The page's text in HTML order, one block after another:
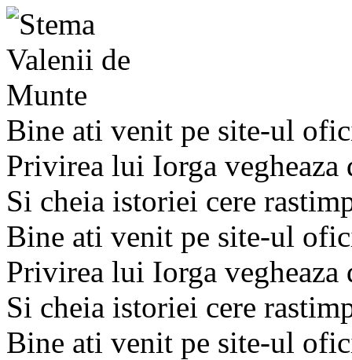
Bine ati venit pe site-ul
Privirea lui Iorga
Si cheia istoriei cere
Bine ati venit pe site-ul
Privirea lui Iorga
Si cheia istoriei cere
Bine ati venit pe site-ul